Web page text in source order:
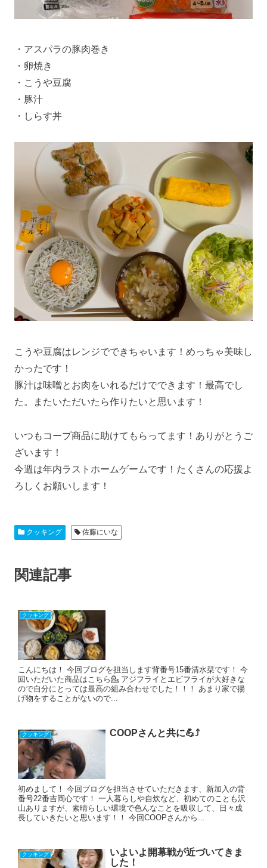
・アスパラの豚肉巻き
・卵焼き
・こうや豆腐
・豚汁
・しらす丼
こうや豆腐はレンジでできちゃいます！めっちゃ美味し
かったです！
豚汁は味噌とお肉をいれるだけでできます！最高でし
た。またいただいたら作りたいと思います！
いつもコープ商品に助けてもらってます！ありがとうご
ざいます！
今週は年内ラストホームゲームです！たくさんの応援よ
ろしくお願いします！
クッキング 佐藤にいな
関連記事
クッキング
こんにちは！ 今回ブログを担当します背番号15番清水栞です！ 今
回いただいた商品はこちら💁 アジフライとエビフライが大好きな
ので自分にとっては最高の組み合わせでした！！！ あまり家で揚
げ物をすることがないので...
クッキング COOPさんと共に︎💪⤴️
初めまして！ 今回ブログを担当させていただきます、新加入の背
番号22番吉岡心です！ 一人暮らしや自炊など、初めてのことも沢
山ありますが、素晴らしい環境で色んなことを吸収して、日々成
長していきたいと思います！！ 今回COOPさんから...
クッキング
いよいよ開幕戦が近づいてきま
した！